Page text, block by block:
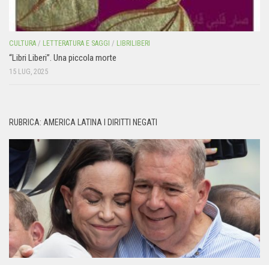
CULTURA / LETTERATURA E SAGGI / LIBRILIBERI
“Libri Liberi”. Una piccola morte
15 LUG, 2025
RUBRICA: AMERICA LATINA I DIRITTI NEGATI